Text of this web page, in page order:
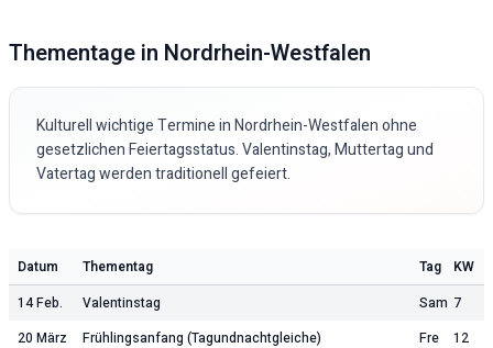
Thementage in Nordrhein-Westfalen
Kulturell wichtige Termine inNordrhein-Westfalenohne
gesetzlichen Feiertagsstatus. Valentinstag, Muttertag und
Vatertag werden traditionell gefeiert.
Datum Thementag Tag
KW
14 Feb.
Valentinstag Sam 7
20 März
Frühlingsanfang (Tagundnachtgleiche) Fre 12